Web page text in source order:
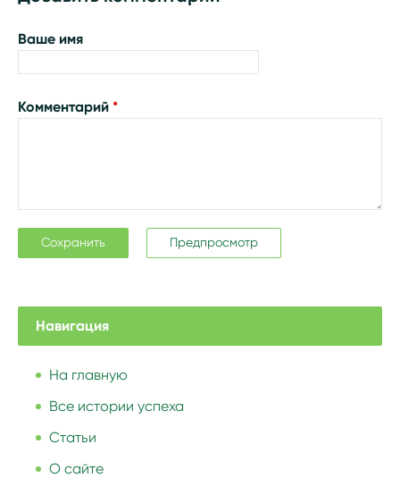
Ваше имя
Комментарий*
Навигация
На главную
Все истории успеха
Статьи
О сайте